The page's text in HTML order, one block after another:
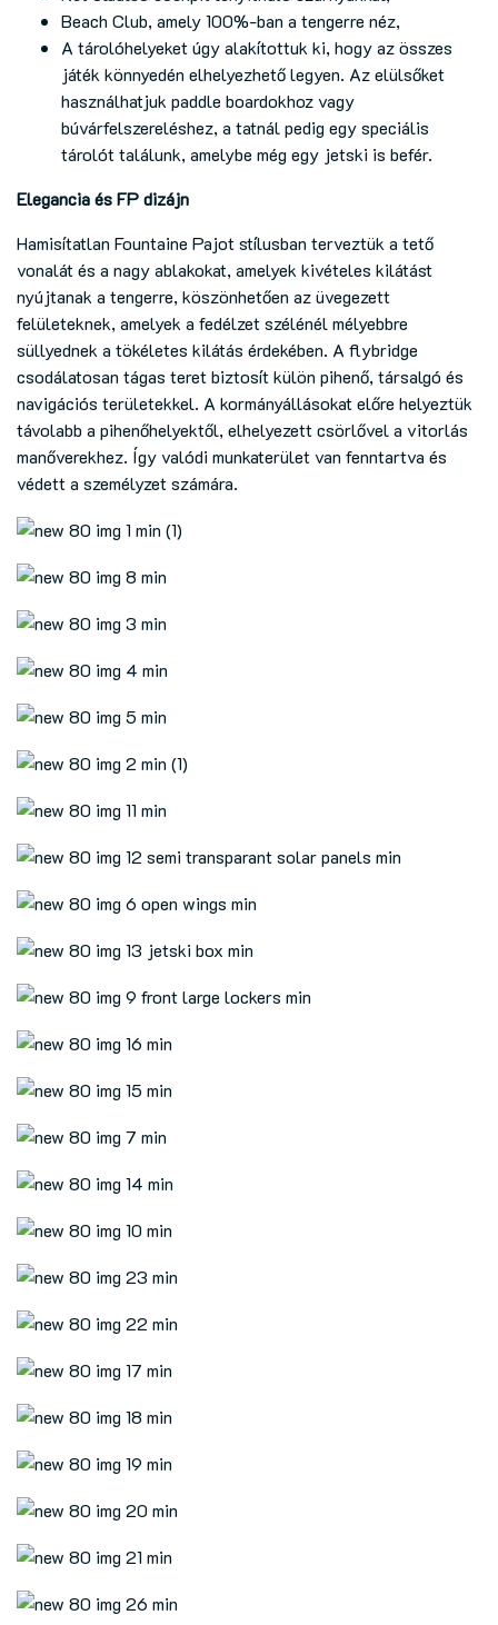
Beach Club, amely 100%-ban a tengerre néz,
A tárolóhelyeket úgy alakítottuk ki, hogy az összes
játék könnyedén elhelyezhető legyen. Az elülsőket
használhatjuk paddle boardokhoz vagy
búvárfelszereléshez, a tatnál pedig egy speciális
tárolót találunk, amelybe még egy jetski is befér.
Elegancia és FP dizájn
Hamisítatlan Fountaine Pajot stílusban terveztük a tető
vonalát és a nagy ablakokat, amelyek kivételes kilátást
nyújtanak a tengerre, köszönhetően az üvegezett
felületeknek, amelyek a fedélzet szélénél mélyebbre
süllyednek a tökéletes kilátás érdekében. A flybridge
csodálatosan tágas teret biztosít külön pihenő, társalgó és
navigációs területekkel. A kormányállásokat előre helyeztük
távolabb a pihenőhelyektől, elhelyezett csörlővel a vitorlás
manőverekhez. Így valódi munkaterület van fenntartva és
védett a személyzet számára.